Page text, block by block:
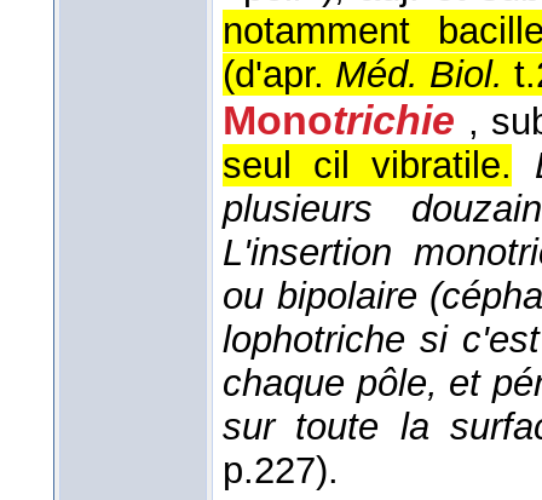
notamment
(d'apr. Méd. Biol.
Monotrichie ,
seul cil vibratile.
plusieurs
L'insertion
ou bipolaire
lophotriche si
chaque pôle, et
sur toute la
p.227).